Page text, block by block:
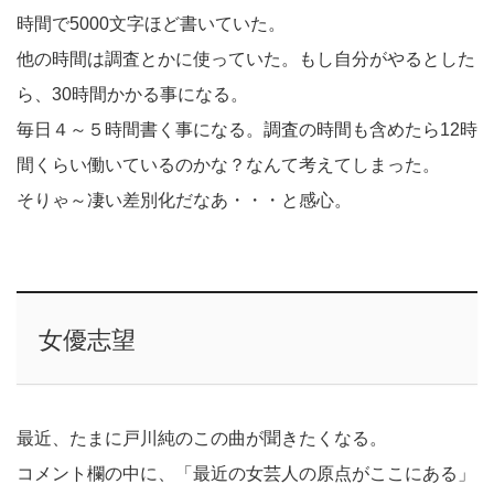
時間で5000文字ほど書いていた。
他の時間は調査とかに使っていた。もし自分がやるとした
ら、30時間かかる事になる。
毎日４～５時間書く事になる。調査の時間も含めたら12時
間くらい働いているのかな？なんて考えてしまった。
そりゃ～凄い差別化だなあ・・・と感心。
女優志望
最近、たまに戸川純のこの曲が聞きたくなる。
コメント欄の中に、「最近の女芸人の原点がここにある」